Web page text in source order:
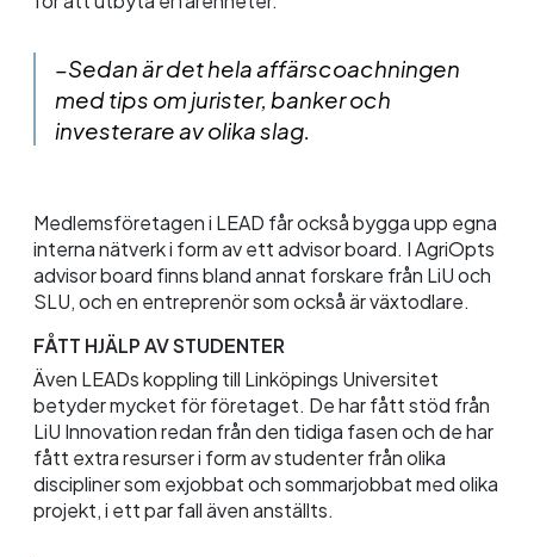
–Sedan är det hela affärscoachningen
med tips om jurister, banker och
investerare av olika slag.
Medlemsföretagen i LEAD får också bygga upp egna
interna nätverk i form av ettadvisorboard. IAgriOpts
advisorboard finns bland annat forskare från LiUoch
SLU, och en entreprenör som också är växtodlare.
FÅTT HJÄLP AV STUDENTER
Även LEADs koppling till Linköpings Universitet
betyder mycket för företaget. De har fått stöd från
LiU Innovation redan från den tidiga fasen och de har
fått extra resurser i form av studenter från olika
discipliner som exjobbatoch sommarjobbat med olika
projekt, i ett par fall även anställts.